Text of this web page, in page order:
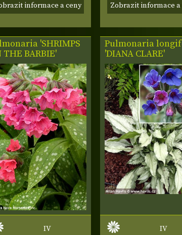
informace a ceny Zobrazit informace a
'SHRIMPS
THE BARBIE'
IV
Pulmonaria
'DIANA CLARE'
IV